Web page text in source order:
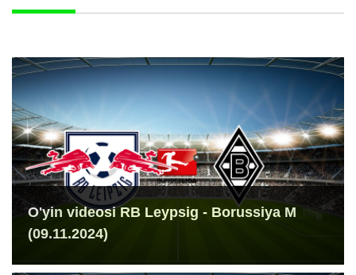
O'yin videosi RB Leypsig - Borussiya M
(09.11.2024)